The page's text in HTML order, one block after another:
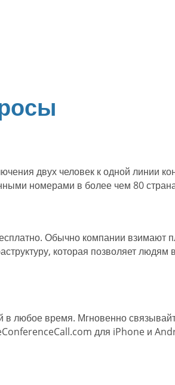
двух человек к одной линии
номерами в более чем 80
Обычно компании взимают
которая позволяет людям
в любое время. Мгновенно
для iPhone и